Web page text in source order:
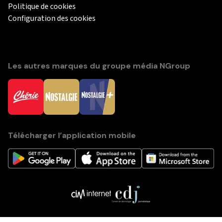
Politique de cookies
Configuration des cookies
Les autres marques du groupe média NGroup
Télécharger l’application mobile